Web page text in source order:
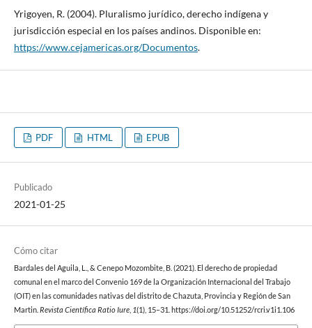
Yrigoyen, R. (2004). Pluralismo jurídico, derecho indígena y
jurisdicción especial en los países andinos. Disponible en:
https://www.cejamericas.org/Documentos.
PDF HTML EPUB
Publicado
2021-01-25
Cómo citar
Bardales del Aguila, L., & Cenepo Mozombite, B. (2021). El derecho de propiedad
comunal en el marco del Convenio 169 de la Organización Internacional del Trabajo
(OIT) en las comunidades nativas del distrito de Chazuta, Provincia y Región de San
Martin.Revista Científica Ratio Iure, 1(1), 15–31. https://doi.org/10.51252/rcri.v1i1.106